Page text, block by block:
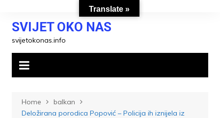
contentSVIJET OKO NAS
svijetokonas.info
Home
balkan
Deložirana porodica Popović – Policija ih iznijela iz
Translate »